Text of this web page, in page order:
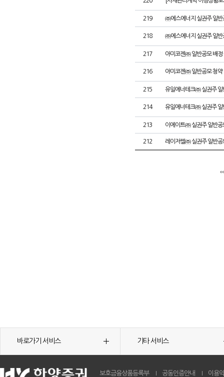
219 ㈜에스에너지 실권주 일반
218 ㈜에스에너지 실권주 일반
217 아미코젠㈜ 일반공모 배정
216 아미코젠㈜ 일반공모 청약
215 유일에너테크㈜ 실권주 일
214 유일에너테크㈜ 실권주 일
213 이에이트㈜ 실권주 일반공
212 레이저쎌㈜ 실권주 일반공
바로가기 서비스 기타 서비스
보호금융상품등록부 공동인증안내 이용